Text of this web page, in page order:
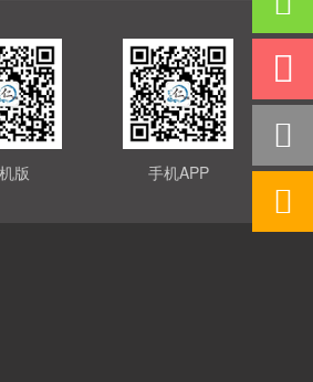
手机APP
版